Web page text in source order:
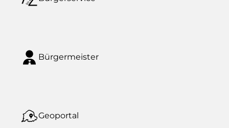
Bürgermeister
Geoportal